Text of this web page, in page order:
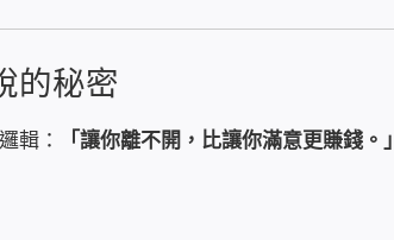
的秘密
輯： 「讓你離不開，比讓你滿意更賺錢。」